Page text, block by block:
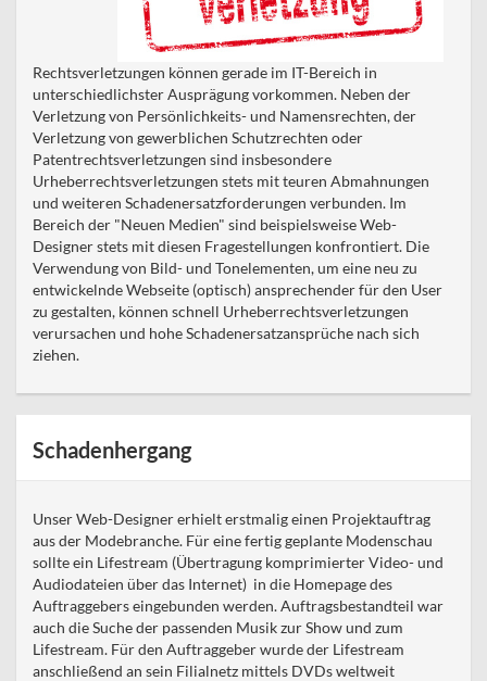
Rechtsverletzungen können gerade im IT-Bereich in
unterschiedlichster Ausprägung vorkommen. Neben der
Verletzung von Persönlichkeits- und Namensrechten, der
Verletzung von gewerblichen Schutzrechten oder
Patentrechtsverletzungen sind insbesondere
Urheberrechtsverletzungen stets mit teuren Abmahnungen
und weiteren Schadenersatzforderungen verbunden. Im
Bereich der "Neuen Medien" sind beispielsweise Web-
Designer stets mit diesen Fragestellungen konfrontiert. Die
Verwendung von Bild- und Tonelementen, um eine neu zu
entwickelnde Webseite (optisch) ansprechender für den User
zu gestalten, können schnell Urheberrechtsverletzungen
verursachen und hohe Schadenersatzansprüche nach sich
ziehen.
Schadenhergang
Unser Web-Designer erhielt erstmalig einen Projektauftrag
aus der Modebranche. Für eine fertig geplante Modenschau
sollte ein Lifestream (Übertragung komprimierter Video- und
Audiodateien über das Internet) in die Homepage des
Auftraggebers eingebunden werden. Auftragsbestandteil war
auch die Suche der passenden Musik zur Show und zum
Lifestream. Für den Auftraggeber wurde der Lifestream
anschließend an sein Filialnetz mittels DVDs weltweit